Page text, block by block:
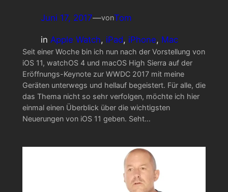
Juni 17, 2017—vonTom
in Apple Watch, iPad, iPhone, Mac
Seit einer Woche bin ich nun nach der Vorstellung von
iOS 11, watchOS 4 und macOS High Sierra auf der
Eröffnungs-Keynote zur WWDC 2017 mit meine
Geräten unterwegs und hellauf begeistert. Für alle, die
das Thema nicht so sehr verfolgen, möchte ich hier
einmal einen Überblick über die wichtigsten
Neuerungen von iOS 11 geben. Seht…